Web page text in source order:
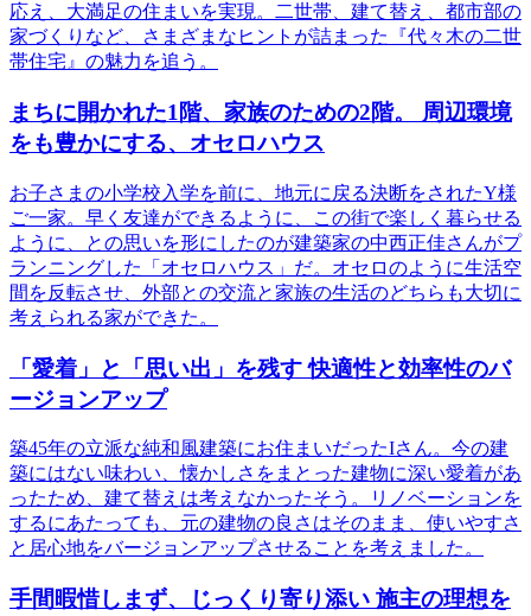
応え、大満足の住まいを実現。二世帯、建て替え、都市部の
家づくりなど、さまざまなヒントが詰まった『代々木の二世
帯住宅』の魅力を追う。
まちに開かれた1階、家族のための2階。 周辺環境
をも豊かにする、オセロハウス
お子さまの小学校入学を前に、地元に戻る決断をされたY様
ご一家。早く友達ができるように、この街で楽しく暮らせる
ように、との思いを形にしたのが建築家の中西正佳さんがプ
ランニングした「オセロハウス」だ。オセロのように生活空
間を反転させ、外部との交流と家族の生活のどちらも大切に
考えられる家ができた。
「愛着」と「思い出」を残す 快適性と効率性のバ
ージョンアップ
築45年の立派な純和風建築にお住まいだったIさん。今の建
築にはない味わい、懐かしさをまとった建物に深い愛着があ
ったため、建て替えは考えなかったそう。リノベーションを
するにあたっても、元の建物の良さはそのまま、使いやすさ
と居心地をバージョンアップさせることを考えました。
手間暇惜しまず、じっくり寄り添い 施主の理想を